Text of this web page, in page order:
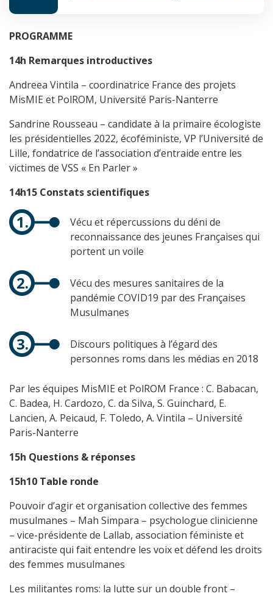
PROGRAMME
14h Remarques introductives
Andreea Vintila – coordinatrice France des projets
MisMIE et PolROM, Université Paris-Nanterre
Sandrine Rousseau – candidate à la primaire écologiste
les présidentielles 2022, écoféministe, VP l’Université de
Lille, fondatrice de l’association d’entraide entre les
victimes de VSS « En Parler »
14h15 Constats scientifiques
Vécu et répercussions du déni de
reconnaissance des jeunes Françaises qui
portent un voile
Vécu des mesures sanitaires de la
pandémie COVID19 par des Françaises
Musulmanes
Discours politiques à l’égard des
personnes roms dans les médias en 2018
Par les équipes MisMIE et PolROM France : C. Babacan,
C. Badea, H. Cardozo, C. da Silva, S. Guinchard, E.
Lancien, A. Peicaud, F. Toledo, A. Vintila – Université
Paris-Nanterre
15h Questions & réponses
15h10 Table ronde
Pouvoir d’agir et organisation collective des femmes
musulmanes – Mah Simpara – psychologue clinicienne
– vice-présidente de Lallab, association féministe et
antiraciste qui fait entendre les voix et défend les droits
des femmes musulmanes
Les militantes roms: la lutte sur un double front –